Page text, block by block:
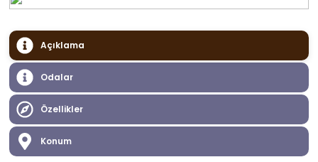
Açıklama
Odalar
Özellikler
Konum